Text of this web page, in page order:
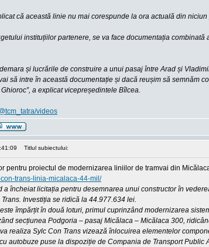
că această linie nu mai corespunde la ora actuală din
instituțiilor partenere, se va face documentația
și lucrările de construire a unui pasaj între Arad și
să intre în această documentație și dacă reușim să semnăm
a explicat vicepreședintele Bîlcea.
videos
Titlul subiectului:
pentru proiectul de modernizarea liniilor de tramvai din
trans-linia-micalaca-44-mil/
a încheiat licitația pentru desemnarea unui constructor în
Investiția se ridică la 44.977.634 lei.
împărțit în două loturi, primul cuprinzând modernizarea
secțiunea Podgoria – pasaj Micălaca – Micălaca 300,
realiza Sylc Con Trans vizează înlocuirea elementelor
autobuze puse la dispoziție de Compania de Transport